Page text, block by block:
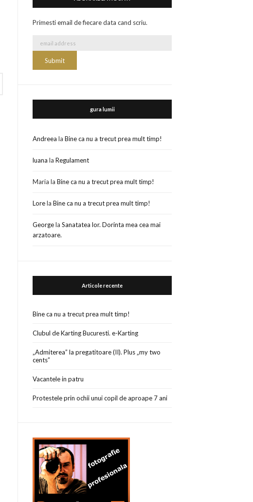
Primesti email de fiecare data cand scriu.
gura lumii
Andreea laBine ca nu a trecut prea mult timp!
luana laRegulament
Maria laBine ca nu a trecut prea mult timp!
LorelaBine ca nu a trecut prea mult timp!
GeorgelaSanatatea lor. Dorinta mea cea mai
arzatoare.
Articole recente
Bine ca nu a trecut prea mult timp!
Clubul de Karting Bucuresti. e-Karting
„Admiterea” la pregatitoare (II). Plus „my two
cents”
Vacantele in patru
Protestele prin ochii unui copil de aproape 7 ani